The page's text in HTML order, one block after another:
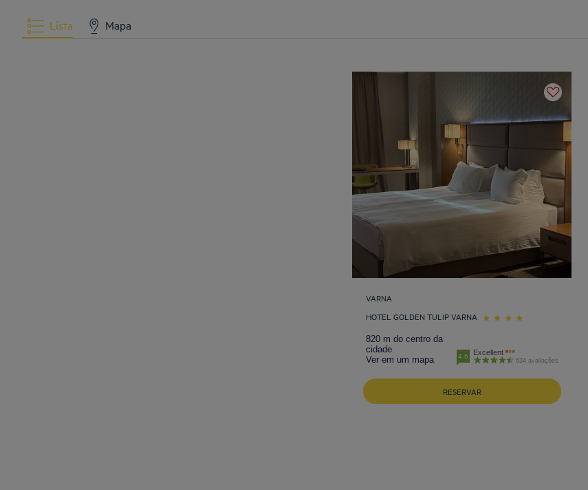
Lista Mapa
VARNA
HOTEL GOLDEN TULIP VARNA
820 m do centro da
cidade
Ver em um mapa
4.6 Excellent
634 avaliações
RESERVAR